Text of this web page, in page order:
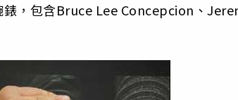
，包含Bruce Lee Concepcion、